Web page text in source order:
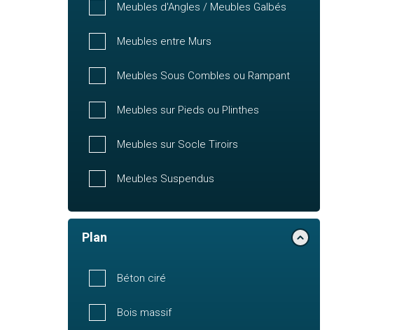
Meubles d'Angles / Meubles Galbés
Meubles entre Murs
Meubles Sous Combles ou Rampant
Meubles sur Pieds ou Plinthes
Meubles sur Socle Tiroirs
Meubles Suspendus
Plan
Béton ciré
Bois massif